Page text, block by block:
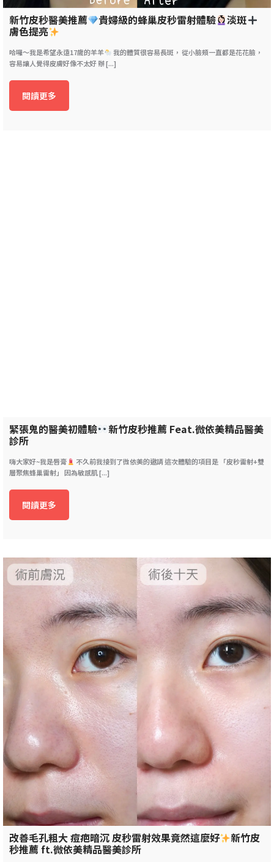
新竹皮秒醫美推薦 貴婦級的蜂巢皮秒雷射體驗 淡斑
膚色提亮
哈囉～我是希望永遠17歲的羊羊
我的體質很容易長斑， 從小臉頰一直都是花花臉，
容易讓人覺得皮膚好像不太好 辦 [...]
閱讀更多
緊張鬼的醫美初體驗 新竹皮秒推薦 Feat.微依美精品醫美
診所
嗨大家好~我是唇膏
不久前我接到了微依美的邀請 這次體驗的項目是 「皮秒雷射+雙
層聚焦蜂巢雷射」 因為敏感肌 [...]
閱讀更多
改善毛孔粗大 痘疤暗沉 皮秒雷射效果竟然這麼好 新竹皮
秒推薦 ft.微依美精品醫美診所